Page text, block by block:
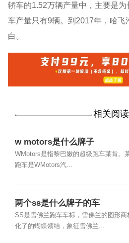
轿车的1.52万辆产量中，主要是
车产量只有9辆。到2017年，哈飞
白。
相关阅读
w motors是什么牌子
WMotors是指黎巴嫩的超级跑车莱肯。
跑车是WMotors汽...
两个ss是什么牌子的车
SS是雪佛兰跑车车标，雪佛兰的图形商
化了的蝴蝶领结，象征雪佛兰...